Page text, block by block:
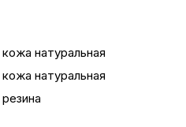
кожа натуральная
кожа натуральная
резина